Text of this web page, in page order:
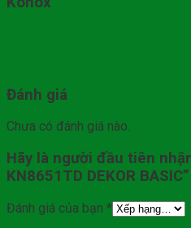
Đánh giá
Chưa có đánh giá nào.
Hãy là người đầu tiên
KN8651TD DEKOR BASIC”
Đánh giá của bạn *